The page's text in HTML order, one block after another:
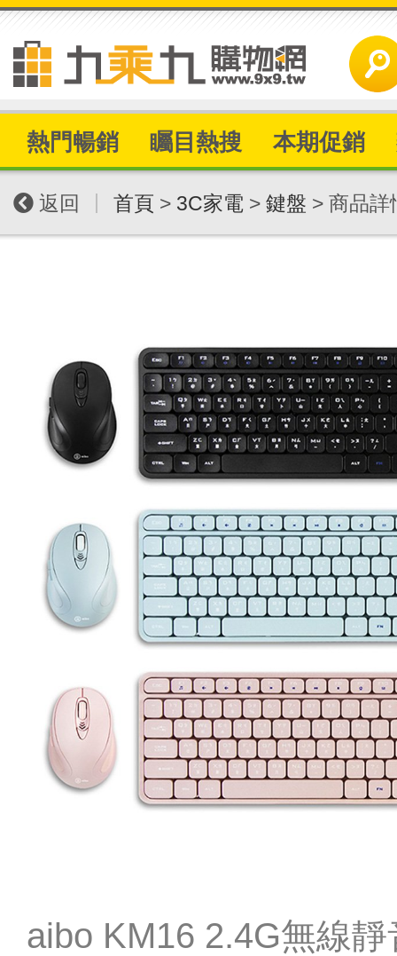
熱門暢銷 矚目熱搜 本期促銷
返回 | 首頁 > 3C家電 > 鍵盤 > 商品詳
aibo KM16 2.4G無線